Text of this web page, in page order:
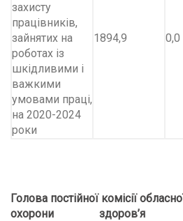
захисту
працівників,
зайнятих на
роботах із
шкідливими і
важкими
умовами праці,
на 2020-2024
роки
1894,9 0,0
Голова постійної комісії
охорони здоров’я